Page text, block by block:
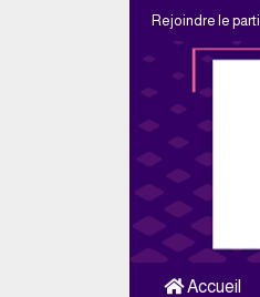
Rejoindre le parti
Accueil